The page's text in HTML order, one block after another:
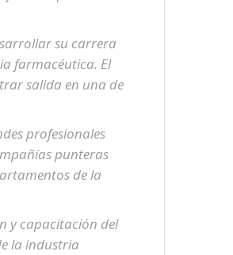
su carrera
farmacéutica. El
salida en una de
profesionales
punteras
de la
y capacitación del
la industria